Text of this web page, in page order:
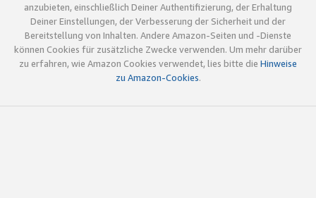
anzubieten, einschließlich Deiner Authentifizierung, der Erhaltung
Deiner Einstellungen, der Verbesserung der Sicherheit und der
Bereitstellung von Inhalten. Andere Amazon-Seiten und -Dienste
können Cookies für zusätzliche Zwecke verwenden. Um mehr darüber
zu erfahren, wie Amazon Cookies verwendet, lies bitte die Hinweise
zu Amazon-Cookies.